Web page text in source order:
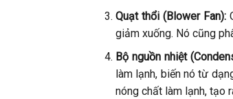
Quạt thổi (Blower Fan):
giảm xuống. Nó cũng
Bộ nguồn nhiệt
làm lạnh, biến nó từ
nóng chất làm lạnh, tạo